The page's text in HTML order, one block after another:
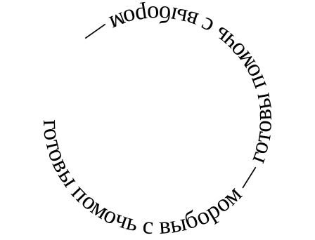
готовы помочь с выбором — готовы помочь с выбором —